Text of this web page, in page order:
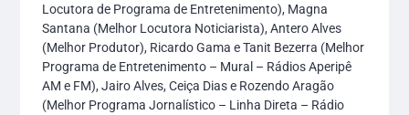
Locutora de Programa de Entretenimento), Magna
Santana (Melhor Locutora Noticiarista), Antero Alves
(Melhor Produtor), Ricardo Gama e Tanit Bezerra (Melhor
Programa de Entretenimento – Mural – Rádios Aperipê
AM e FM), Jairo Alves, Ceiça Dias e Rozendo Aragão
(Melhor Programa Jornalístico – Linha Direta – Rádio